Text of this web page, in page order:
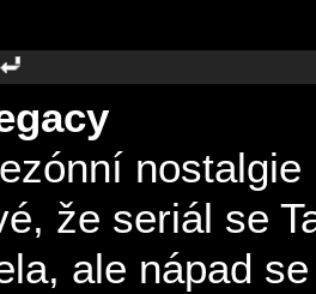
že seriál se
ale nápad